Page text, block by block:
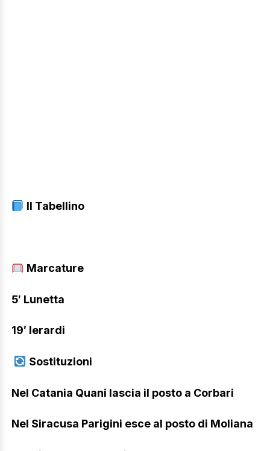
Il Tabellino
Marcature
5′ Lunetta
19′ Ierardi
Sostituzioni
Nel Catania Quani lascia il posto a Corbari
Nel Siracusa Parigini esce al posto di Moliana